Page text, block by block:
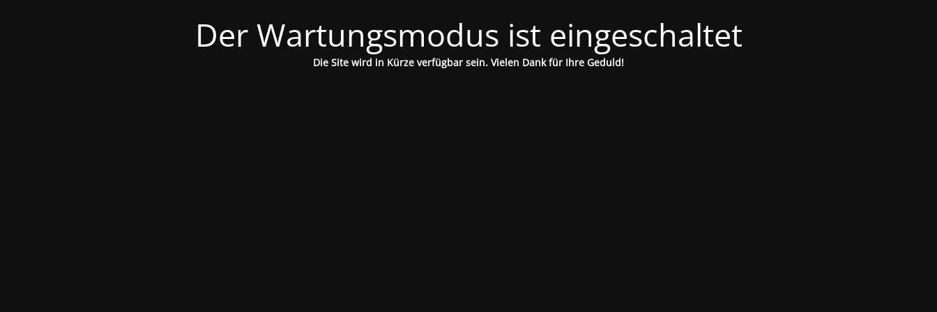
Der Wartungsmodus ist eingeschaltet
Die Site wird in Kürze verfügbar sein. Vielen Dank für Ihre Geduld!